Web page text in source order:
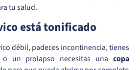
tu salud.
está tonificado
débil, padeces incontinencia, tienes
un prolapso necesitas una copa